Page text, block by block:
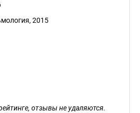
2015
отзывы не удаляются.